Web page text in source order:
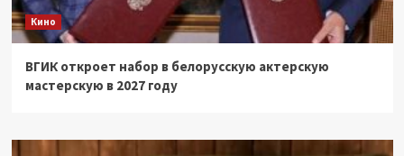
Кино
ВГИК откроет набор в белорусскую актерскую
мастерскую в 2027 году